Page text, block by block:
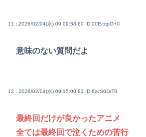
11 : 2026/02/04(水) 09:09:58.60 ID:00EcqpG+0
意味のない質問だよ
12 : 2026/02/04(水) 09:15:00.83 ID:6zcS0DrT0
最終回だけが良かったアニメ
全ては最終回で泣くための苦行